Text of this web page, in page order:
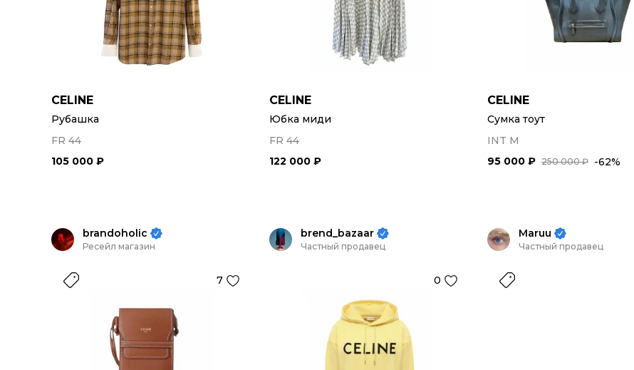
CELINE
Рубашка
FR 44
105 000 ₽
CELINE
Юбка миди
FR 44
122 000 ₽
CELINE
Сумка тоут
INT M
250 000 ₽
95 000 ₽ -62%
brandoholic
Ресейл магазин
7
brend_bazaar
Частный продавец
0
Maruu
Частный продавец